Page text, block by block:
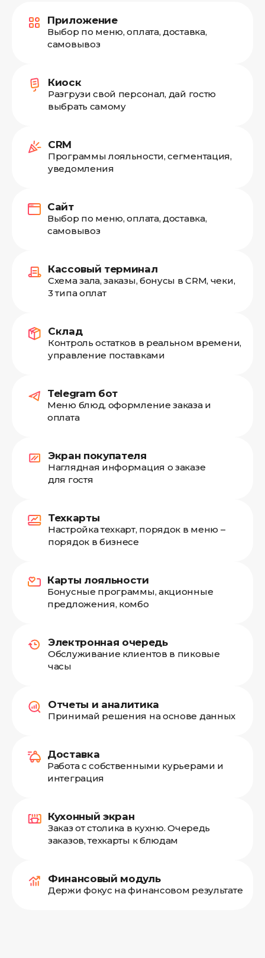
Приложение
Выбор по меню, оплата, доставка,
самовывоз
Киоск
Разгрузи свой персонал, дай гостю
выбрать самому
CRM
Программы лояльности, сегментация,
уведомления
Сайт
Выбор по меню, оплата, доставка,
самовывоз
Кассовый терминал
Схема зала, заказы, бонусы в CRM, чеки,
3 типа оплат
Склад
Контроль остатков в реальном времени,
управление поставками
Telegram бот
Меню блюд, оформление заказа и
оплата
Экран покупателя
Наглядная информация о заказе
для гостя
Техкарты
Настройка техкарт, порядок в меню –
порядок в бизнесе
Карты лояльности
Бонусные программы, акционные
предложения, комбо
Электронная очередь
Обслуживание клиентов в пиковые
часы
Отчеты и аналитика
Принимай решения на основе данных
Доставка
Работа с собственными курьерами и
интеграция
Кухонный экран
Заказ от столика в кухню. Очередь
заказов, техкарты к блюдам
Финансовый модуль
Держи фокус на финансовом результате